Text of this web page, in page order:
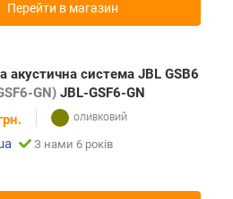
Перейти в магазин
система JBL GSB6
GN) JBL-GSF6-GN
З нами 6 років